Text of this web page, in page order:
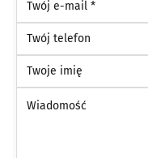
Twój telefon
Twoje imię